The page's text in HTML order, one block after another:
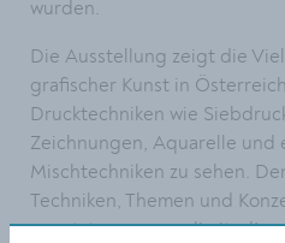
wurden.
Die Ausstellung zeigt die
grafischer Kunst in
Drucktechniken wie
Zeichnungen, Aquarelle und
Mischtechniken zu sehen.
Techniken, Themen und
gesetzt – paper unlimited!